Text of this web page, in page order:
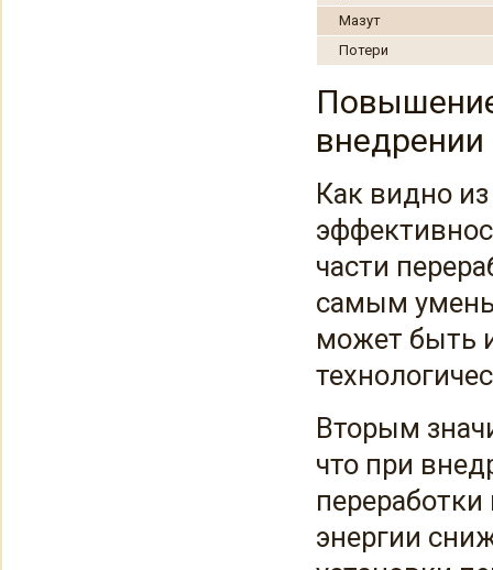
Мазут
Потери
Как видно
части
самым
может быть
Вторым
что при
энергии